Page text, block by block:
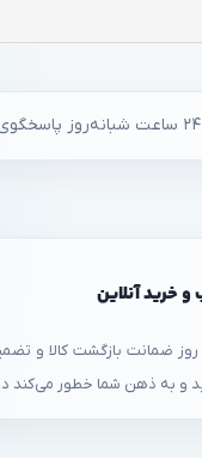
و خرید آنلاین
به عنوان یکی از قدیمی‌ترین فروشگاه های اینترنتی با بیش از
و به ذهن شما خطور می‌کند